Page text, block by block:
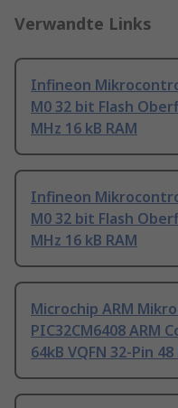
Verwandte Links
Infineon
M0 32 bit Flash
MHz 16 kB RAM
Infineon
M0 32 bit Flash
MHz 16 kB RAM
Microchip ARM
PIC32CM6408 ARM
64kB VQFN 32-Pin